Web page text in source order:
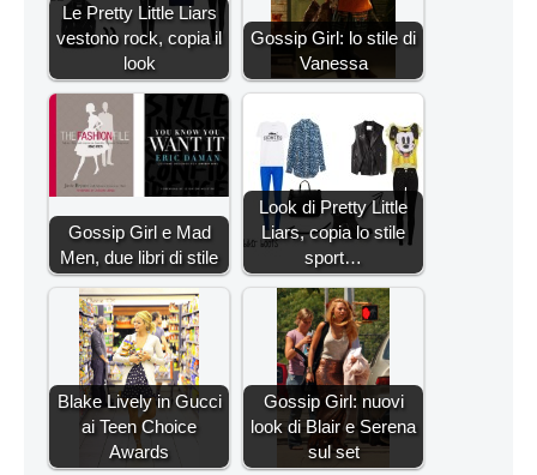
Le Pretty Little Liars
vestono rock, copia il
look
Gossip Girl: lo stile di
Vanessa
Gossip Girl e Mad
Men, due libri di stile
Look di Pretty Little
Liars, copia lo stile
sport…
Blake Lively in Gucci
ai Teen Choice
Awards
Gossip Girl: nuovi
look di Blair e Serena
sul set